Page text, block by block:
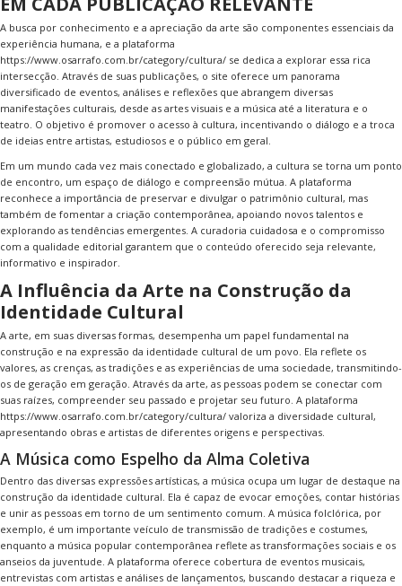
A busca por conhecimento e a apreciação da arte são componentes essenciais da
experiência humana, e a plataforma
https://www.osarrafo.com.br/category/cultura/ se dedica a explorar essa rica
intersecção. Através de suas publicações, o site oferece um panorama
diversificado de eventos, análises e reflexões que abrangem diversas
manifestações culturais, desde as artes visuais e a música até a literatura e o
teatro. O objetivo é promover o acesso à cultura, incentivando o diálogo e a troca
de ideias entre artistas, estudiosos e o público em geral.
Em um mundo cada vez mais conectado e globalizado, a cultura se torna um ponto
de encontro, um espaço de diálogo e compreensão mútua. A plataforma
reconhece a importância de preservar e divulgar o patrimônio cultural, mas
também de fomentar a criação contemporânea, apoiando novos talentos e
explorando as tendências emergentes. A curadoria cuidadosa e o compromisso
com a qualidade editorial garantem que o conteúdo oferecido seja relevante,
informativo e inspirador.
A Influência da Arte na Construção da
Identidade Cultural
A arte, em suas diversas formas, desempenha um papel fundamental na
construção e na expressão da identidade cultural de um povo. Ela reflete os
valores, as crenças, as tradições e as experiências de uma sociedade, transmitindo-
os de geração em geração. Através da arte, as pessoas podem se conectar com
suas raízes, compreender seu passado e projetar seu futuro. A plataforma
https://www.osarrafo.com.br/category/cultura/ valoriza a diversidade cultural,
apresentando obras e artistas de diferentes origens e perspectivas.
A Música como Espelho da Alma Coletiva
Dentro das diversas expressões artísticas, a música ocupa um lugar de destaque na
construção da identidade cultural. Ela é capaz de evocar emoções, contar histórias
e unir as pessoas em torno de um sentimento comum. A música folclórica, por
exemplo, é um importante veículo de transmissão de tradições e costumes,
enquanto a música popular contemporânea reflete as transformações sociais e os
anseios da juventude. A plataforma oferece cobertura de eventos musicais,
entrevistas com artistas e análises de lançamentos, buscando destacar a riqueza e